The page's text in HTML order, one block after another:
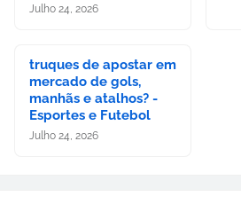
Julho 24, 2026
truques de apostar em
mercado de gols,
manhãs e atalhos? -
Esportes e Futebol
Julho 24, 2026